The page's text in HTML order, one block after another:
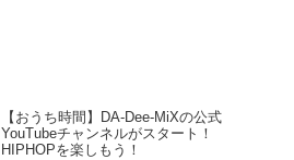
【おうち時間】DA-Dee-MiXの公式
YouTubeチャンネルがスタート！
HIPHOPを楽しもう！